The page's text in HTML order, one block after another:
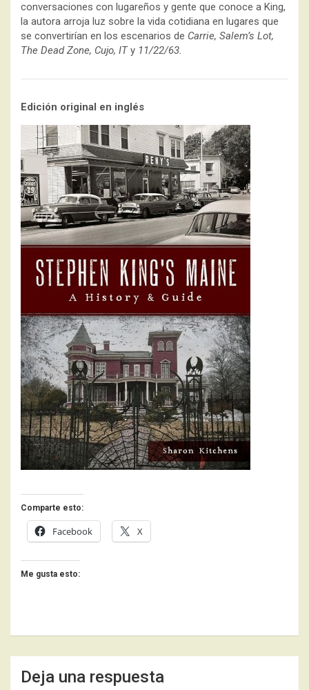
conversaciones con lugareños y gente que conoce a King,
la autora arroja luz sobre la vida cotidiana en lugares que
se convertirían en los escenarios de Carrie, Salem’s Lot,
The Dead Zone, Cujo, ITy 11/22/63.
Edición original en inglés
Comparte esto:
Facebook X
Me gusta esto:
Deja una respuesta